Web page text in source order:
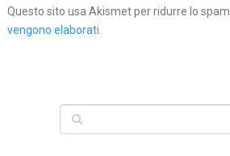
Questo sito usa Akismet per ridurre lo spam.
vengono elaborati